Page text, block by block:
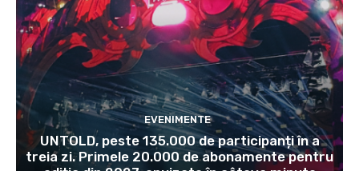
EVENIMENTE
UNTOLD, peste 135.000 de participanți în a
treia zi. Primele 20.000 de abonamente pentru